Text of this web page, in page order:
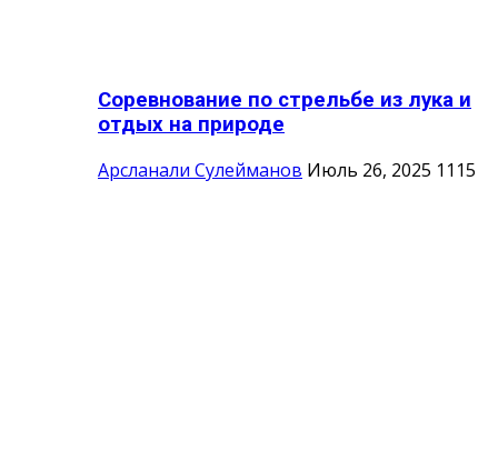
Соревнование по стрельбе из лука и
отдых на природе
Арсланали Сулейманов Июль 26, 2025 1115